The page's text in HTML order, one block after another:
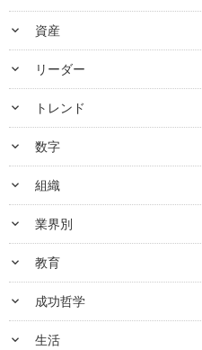
keyboard_arrow_down 資産
keyboard_arrow_down リーダー
keyboard_arrow_down トレンド
keyboard_arrow_down 数字
keyboard_arrow_down 組織
keyboard_arrow_down 業界別
keyboard_arrow_down 教育
keyboard_arrow_down 成功哲学
keyboard_arrow_down 生活